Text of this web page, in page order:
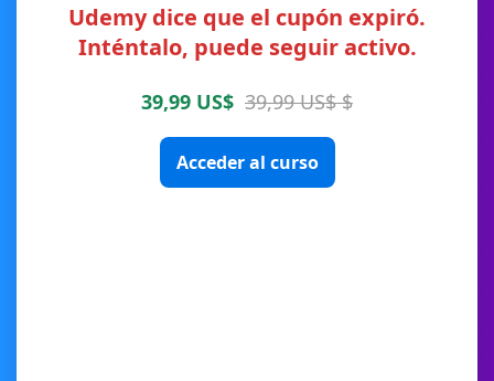
Udemy dice que el cupón expiró.
Inténtalo, puede seguir activo.
39,99 US$ 39,99 US$ $
Acceder al curso